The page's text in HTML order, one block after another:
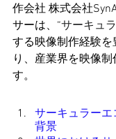
作会社 株式会社
サーは、“サーキュ
する映像制作経験
り、産業界を映像制
す。
サーキュラーエ
背景